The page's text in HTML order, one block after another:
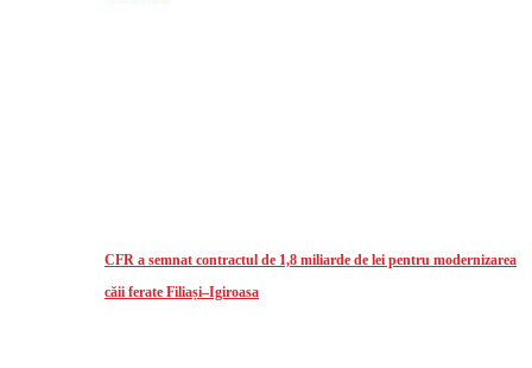
CFR a semnat contractul de 1,8 miliarde de lei pentru modernizarea
căii ferate Filiași–Igiroasa